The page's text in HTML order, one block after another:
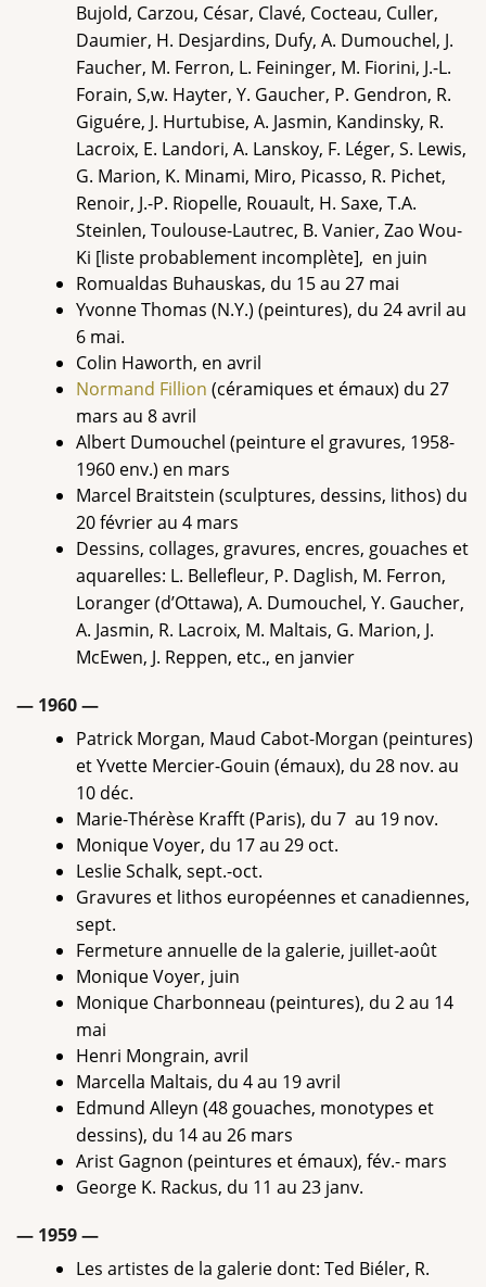
Bujold, Carzou, César, Clavé, Cocteau, Culler,
Daumier, H. Desjardins, Dufy, A. Dumouchel, J.
Faucher, M. Ferron, L. Feininger, M. Fiorini, J.-L.
Forain, S,w. Hayter, Y. Gaucher, P. Gendron, R.
Giguére, J. Hurtubise, A. Jasmin, Kandinsky, R.
Lacroix, E. Landori, A. Lanskoy, F. Léger, S. Lewis,
G. Marion, K. Minami, Miro, Picasso, R. Pichet,
Renoir, J.-P. Riopelle, Rouault, H. Saxe, T.A.
Steinlen, Toulouse-Lautrec, B. Vanier, Zao Wou-
Ki [liste probablement incomplète], en juin
Romualdas Buhauskas, du 15 au 27 mai
Yvonne Thomas (N.Y.) (peintures), du 24 avril au
6 mai.
Colin Haworth, en avril
Normand Fillion (céramiques et émaux) du 27
mars au 8 avril
Albert Dumouchel (peinture el gravures, 1958-
1960 env.) en mars
Marcel Braitstein (sculptures, dessins, lithos) du
20 février au 4 mars
Dessins, collages, gravures, encres, gouaches et
aquarelles: L. Bellefleur, P. Daglish, M. Ferron,
Loranger (d’Ottawa), A. Dumouchel, Y. Gaucher,
A. Jasmin, R. Lacroix, M. Maltais, G. Marion, J.
McEwen, J. Reppen, etc., en janvier
— 1960 —
Patrick Morgan, Maud Cabot-Morgan (peintures)
et Yvette Mercier-Gouin (émaux), du 28 nov. au
10 déc.
Marie-Thérèse Krafft (Paris), du 7 au 19 nov.
Monique Voyer, du 17 au 29 oct.
Leslie Schalk, sept.-oct.
Gravures et lithos européennes et canadiennes,
sept.
Fermeture annuelle de la galerie, juillet-août
Monique Voyer, juin
Monique Charbonneau (peintures), du 2 au 14
mai
Henri Mongrain, avril
Marcella Maltais, du 4 au 19 avril
Edmund Alleyn (48 gouaches, monotypes et
dessins), du 14 au 26 mars
Arist Gagnon (peintures et émaux), fév.- mars
George K. Rackus, du 11 au 23 janv.
— 1959 —
Les artistes de la galerie dont: Ted Biéler, R.